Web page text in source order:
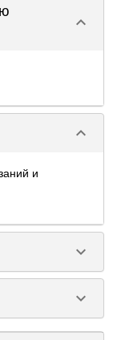
keyboard_arrow_down
keyboard_arrow_down
и
keyboard_arrow_down
keyboard_arrow_down